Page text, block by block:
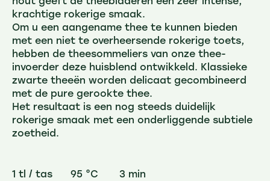
hout geeft de theebladeren een zeer intense,
krachtige rokerige smaak.
Om u een aangename thee te kunnen bieden
met een niet te overheersende rokerige toets,
hebben de theesommeliers van onze thee-
invoerder deze huisblend ontwikkeld. Klassieke
zwarte theeën worden delicaat gecombineerd
met de pure gerookte thee.
Het resultaat is een nog steeds duidelijk
rokerige smaak met een onderliggende subtiele
zoetheid.
1 tl / tas 95 °C 3 min